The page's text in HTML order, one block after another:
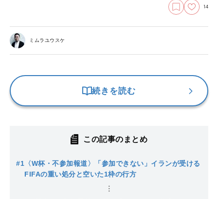
14
ミムラユウスケ
続きを読む
この記事のまとめ
#1 〈W杯・不参加報道〉「参加できない」イランが受ける
FIFAの重い処分と空いた1枠の行方